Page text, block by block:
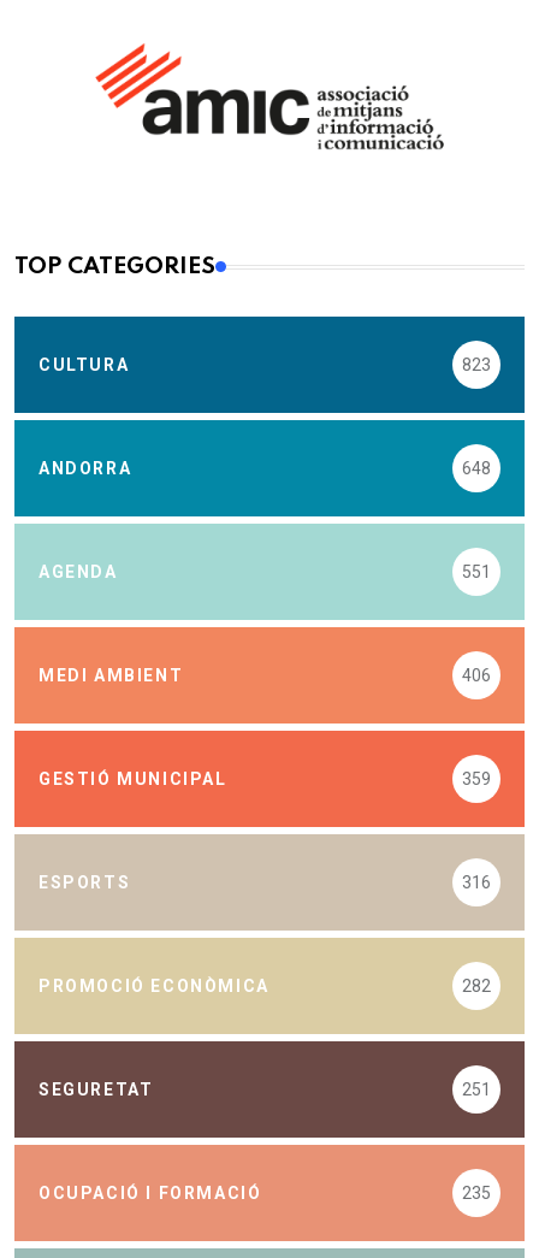
TOP CATEGORIES
CULTURA 823
ANDORRA 648
AGENDA 551
MEDI AMBIENT 406
GESTIÓ MUNICIPAL 359
ESPORTS 316
PROMOCIÓ ECONÒMICA 282
SEGURETAT 251
OCUPACIÓ I FORMACIÓ 235